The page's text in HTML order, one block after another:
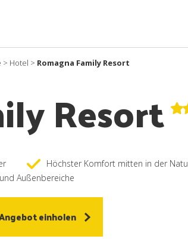
> Hotel > Romagna Family Resort
Resort
Höchster Komfort mitten in der
Außenbereiche
einholen